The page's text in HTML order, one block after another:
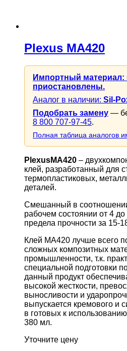
Plexus MA420
Импортный материал:
приостановлены.
Аналог в наличии: Sil-
Подобрать замену —
8 800 707-97-45.
Полная таблица аналогов
PlexusMA420 –
клей, разработанный для
термопластиковых,
деталей.
Смешанный в
рабочем состоянии от 4
предела прочности за 15-
Клей MA420 лучше всего
сложных композитных
промышленности, т.к.
специальной подготовки
данный продукт
высокой жесткости,
выносливости и
выпускается кремового и
в готовых к
380 мл.
Уточните цену